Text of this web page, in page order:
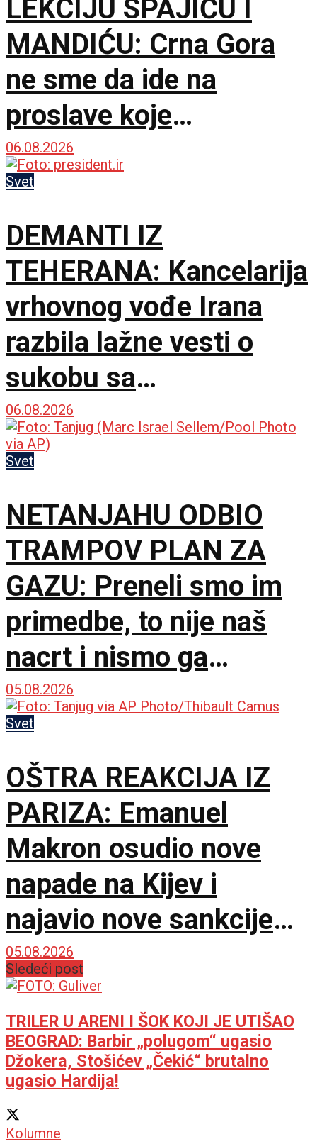
LEKCIJU SPAJIĆU I
MANDIĆU: Crna Gora
ne sme da ide na
proslave koje
vaskrsavaju bol i
stradanje Srba
06.08.2026
Svet
DEMANTI IZ
TEHERANA: Kancelarija
vrhovnog vođe Irana
razbila lažne vesti o
sukobu sa
predsednikom
Pezeškijanom
06.08.2026
Svet
NETANJAHU ODBIO
TRAMPOV PLAN ZA
GAZU: Preneli smo im
primedbe, to nije naš
nacrt i nismo ga
prihvatili
05.08.2026
Svet
OŠTRA REAKCIJA IZ
PARIZA: Emanuel
Makron osudio nove
napade na Kijev i
najavio nove sankcije
protiv Rusije
05.08.2026
Sledeći post
TRILER U ARENI I ŠOK KOJI JE UTIŠAO
BEOGRAD: Barbir „polugom“ ugasio
Džokera, Stošićev „Čekić“ brutalno
ugasio Hardija!
Kolumne